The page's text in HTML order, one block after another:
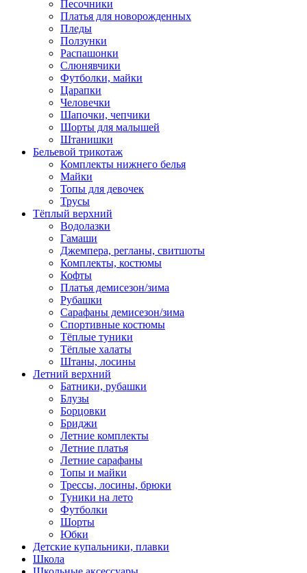
Песочники
Платья для новорожденных
Пледы
Ползунки
Распашонки
Слюнявчики
Футболки, майки
Царапки
Человечки
Шапочки, чепчики
Шорты для малышей
Штанишки
Бельевой трикотаж
Комплекты нижнего белья
Майки
Топы для девочек
Трусы
Тёплый верхний
Водолазки
Гамаши
Джемпера, регланы, свитшоты
Комплекты, костюмы
Кофты
Платья демисезон/зима
Рубашки
Сарафаны демисезон/зима
Спортивные костюмы
Тёплые туники
Тёплые халаты
Штаны, лосины
Летний верхний
Батники, рубашки
Блузы
Борцовки
Бриджи
Летние комплекты
Летние платья
Летние сарафаны
Топы и майки
Трессы, лосины, брюки
Туники на лето
Футболки
Шорты
Юбки
Детские купальники, плавки
Школа